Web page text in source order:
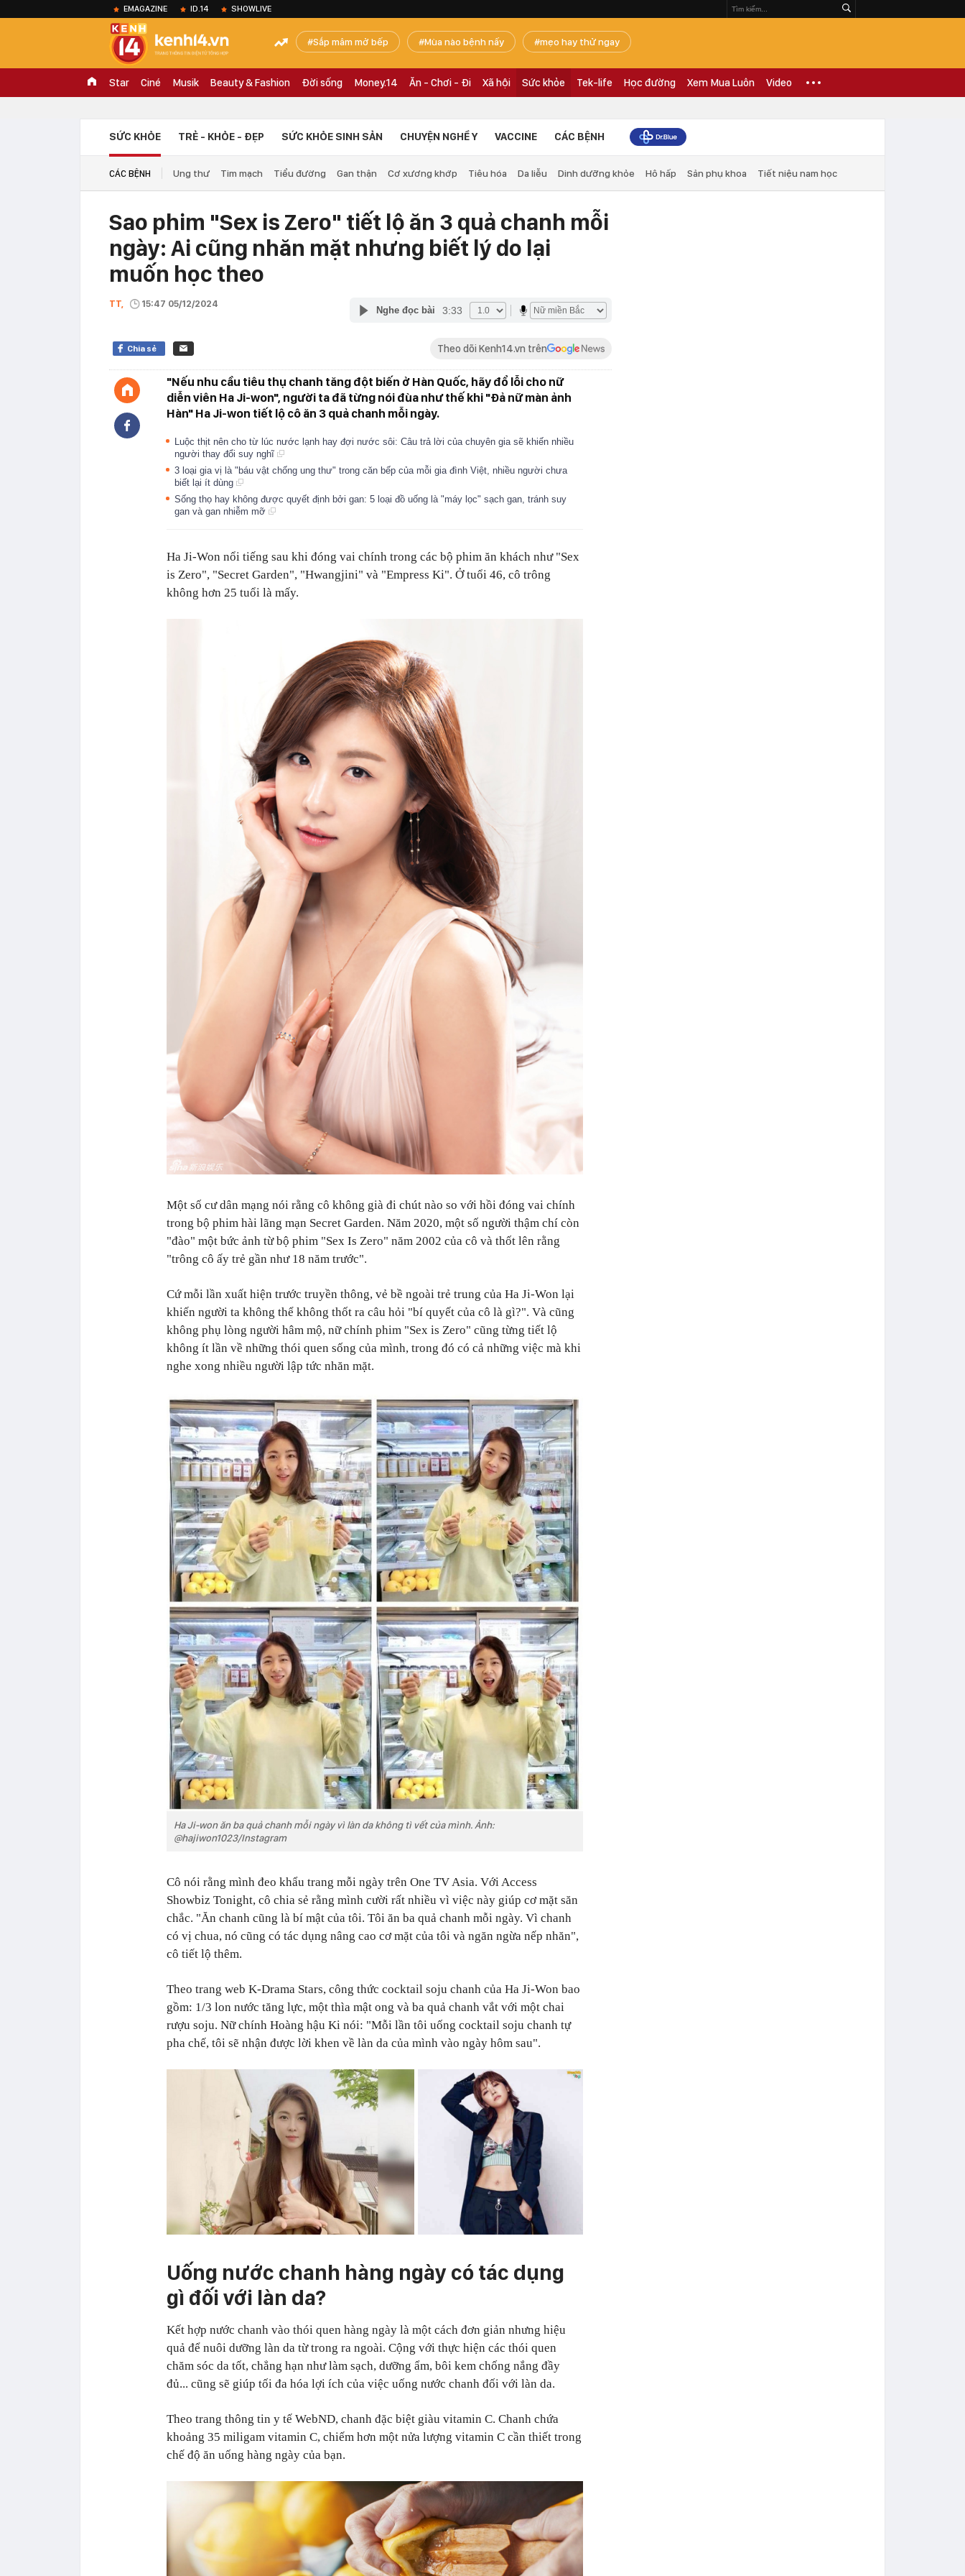
EMAGAZINE ID.14 SHOWLIVE
Sắp mâm mở bếp Mùa nào bệnh nấy mẹo hay thử ngay
Star Ciné Musik Beauty & Fashion Đời sống Money.14 Ăn - Chơi - Đi Xã hội Sức khỏe Tek-life Học đường Xem Mua Luôn Video
SỨC KHỎE TRẺ - KHỎE - ĐẸP SỨC KHỎE SINH SẢN CHUYỆN NGHỀ Y VACCINE CÁC BỆNH
CÁC BỆNH Ung thư Tim mạch Tiểu đường Gan thận Cơ xương khớp Tiêu hóa Da liễu Dinh dưỡng khỏe Hô hấp Sản phụ khoa Tiết niệu nam học
Sao phim "Sex is Zero" tiết lộ ăn 3 quả chanh mỗi
ngày: Ai cũng nhăn mặt nhưng biết lý do lại
muốn học theo
TT, 15:47 05/12/2024
Nghe đọc bài 3:33
Chia sẻ Theo dõi Kenh14.vn trên
"Nếu nhu cầu tiêu thụ chanh tăng đột biến ở Hàn Quốc, hãy đổ lỗi cho nữ
diễn viên Ha Ji-won", người ta đã từng nói đùa như thế khi "Đả nữ màn ảnh
Hàn" Ha Ji-won tiết lộ cô ăn 3 quả chanh mỗi ngày.
Luộc thịt nên cho từ lúc nước lạnh hay đợi nước sôi: Câu trả lời của chuyên gia sẽ khiến nhiều
người thay đổi suy nghĩ
3 loại gia vị là "báu vật chống ung thư" trong căn bếp của mỗi gia đình Việt, nhiều người chưa
biết lại ít dùng
Sống thọ hay không được quyết định bởi gan: 5 loại đồ uống là "máy lọc" sạch gan, tránh suy
gan và gan nhiễm mỡ
Ha Ji-Won nổi tiếng sau khi đóng vai chính trong các bộ phim ăn khách như "Sex
is Zero", "Secret Garden", "Hwangjini" và "Empress Ki". Ở tuổi 46, cô trông
không hơn 25 tuổi là mấy.
Một số cư dân mạng nói rằng cô không già đi chút nào so với hồi đóng vai chính
trong bộ phim hài lãng mạn Secret Garden. Năm 2020, một số người thậm chí còn
"đào" một bức ảnh từ bộ phim "Sex Is Zero" năm 2002 của cô và thốt lên rằng
"trông cô ấy trẻ gần như 18 năm trước".
Cứ mỗi lần xuất hiện trước truyền thông, vẻ bề ngoài trẻ trung của Ha Ji-Won lại
khiến người ta không thể không thốt ra câu hỏi "bí quyết của cô là gì?". Và cũng
không phụ lòng người hâm mộ, nữ chính phim "Sex is Zero" cũng từng tiết lộ
không ít lần về những thói quen sống của mình, trong đó có cả những việc mà khi
nghe xong nhiều người lập tức nhăn mặt.
Ha Ji-won ăn ba quả chanh mỗi ngày vì làn da không tì vết của mình. Ảnh:
@hajiwon1023/Instagram
Cô nói rằng mình đeo khẩu trang mỗi ngày trên One TV Asia. Với Access
Showbiz Tonight, cô chia sẻ rằng mình cười rất nhiều vì việc này giúp cơ mặt săn
chắc. "Ăn chanh cũng là bí mật của tôi. Tôi ăn ba quả chanh mỗi ngày. Vì chanh
có vị chua, nó cũng có tác dụng nâng cao cơ mặt của tôi và ngăn ngừa nếp nhăn",
cô tiết lộ thêm.
Theo trang web K-Drama Stars, công thức cocktail soju chanh của Ha Ji-Won bao
gồm: 1/3 lon nước tăng lực, một thìa mật ong và ba quả chanh vắt với một chai
rượu soju. Nữ chính Hoàng hậu Ki nói: "Mỗi lần tôi uống cocktail soju chanh tự
pha chế, tôi sẽ nhận được lời khen về làn da của mình vào ngày hôm sau".
Uống nước chanh hàng ngày có tác dụng
gì đối với làn da?
Kết hợp nước chanh vào thói quen hàng ngày là một cách đơn giản nhưng hiệu
quả để nuôi dưỡng làn da từ trong ra ngoài. Cộng với thực hiện các thói quen
chăm sóc da tốt, chẳng hạn như làm sạch, dưỡng ẩm, bôi kem chống nắng đầy
đủ... cũng sẽ giúp tối đa hóa lợi ích của việc uống nước chanh đối với làn da.
Theo trang thông tin y tế WebND, chanh đặc biệt giàu vitamin C. Chanh chứa
khoảng 35 miligam vitamin C, chiếm hơn một nửa lượng vitamin C cần thiết trong
chế độ ăn uống hàng ngày của bạn.